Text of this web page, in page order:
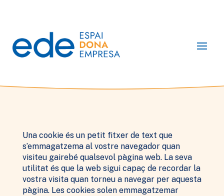
Una cookie és un petit fitxer de text que
s’emmagatzema al vostre navegador quan
visiteu gairebé qualsevol pàgina web. La seva
utilitat és que la web sigui capaç de recordar la
vostra visita quan torneu a navegar per aquesta
pàgina. Les cookies solen emmagatzemar